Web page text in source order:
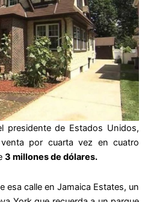
presidente de Estados Unidos,
por cuarta vez en cuatro
3 millones de dólares.
esa calle en Jamaica Estates, un